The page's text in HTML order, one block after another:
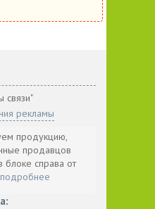
рекламы
продукцию,
продавцов
справа от
подробнее